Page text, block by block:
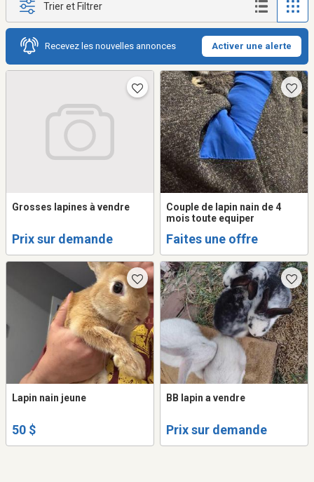
Trier et Filtrer
Recevez les nouvelles annonces Activer une alerte
Grosses lapines à vendre
Prix sur demande
Couple de lapin nain de 4
mois toute equiper
Faites une offre
Lapin nain jeune
50 $
BB lapin a vendre
Prix sur demande